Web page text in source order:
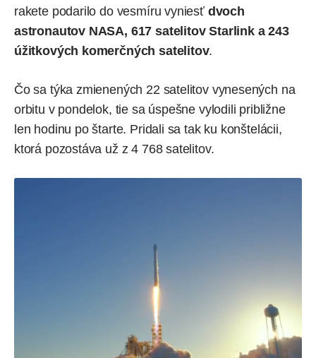
rakete podarilo do vesmíru vyniesťdvoch
astronautov NASA, 617 satelitov Starlink a 243
úžitkových komerčných satelitov.
Čo sa týka zmienených 22 satelitov vynesených na
orbitu v pondelok, tie sa úspešne vylodili približne
len hodinu po štarte. Pridali sa tak ku konštelácii,
ktorá pozostáva už z 4 768 satelitov.